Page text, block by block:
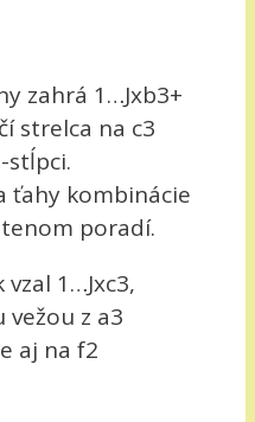
zahrá 1…Jxb3+
strelca na c3
stĺpci.
ťahy kombinácie
poradí.
vzal 1…Jxc3,
z a3
aj na f2